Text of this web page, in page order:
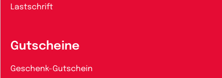
Lastschrift
Gutscheine
Geschenk-Gutschein